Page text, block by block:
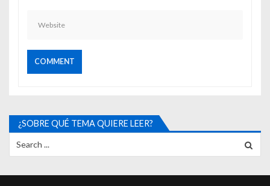
¿SOBRE QUÉ TEMA QUIERE LEER?